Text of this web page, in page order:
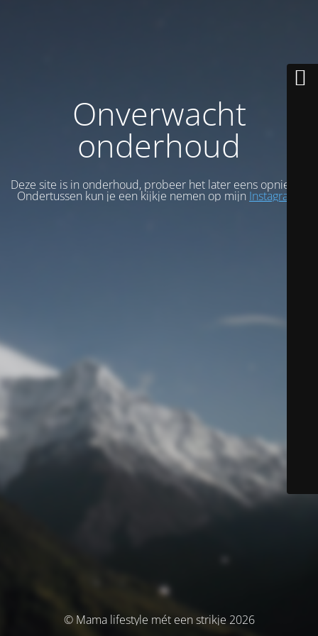
Onverwacht
onderhoud
Deze site is in onderhoud, probeer het later eens opnieuw.
Ondertussen kun je een kijkje nemen op mijn Instagram
© Mama lifestyle mét een strikje 2026